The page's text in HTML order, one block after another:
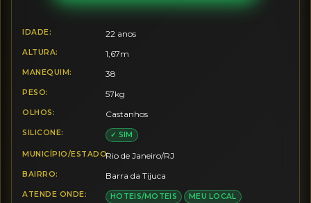
IDADE: 22 anos
ALTURA: 1,67m
MANEQUIM: 38
PESO: 57kg
OLHOS: Castanhos
SILICONE: ✓ SIM
MUNICÍPIO/ESTADO:Rio de Janeiro/RJ
BAIRRO: Barra da Tijuca
ATENDE ONDE: HOTEIS/MOTEIS
MEU LOCAL